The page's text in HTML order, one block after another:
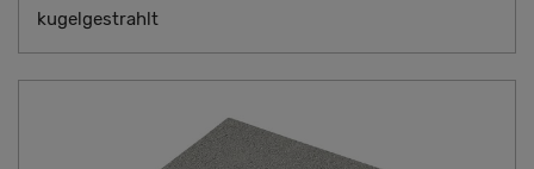
kugelgestrahlt